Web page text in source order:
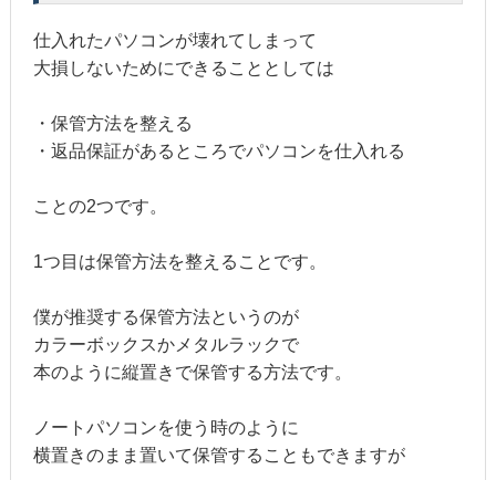
仕入れたパソコンが壊れてしまって
大損しないためにできることとしては
・保管方法を整える
・返品保証があるところでパソコンを仕入れる
ことの2つです。
1つ目は保管方法を整えることです。
僕が推奨する保管方法というのが
カラーボックスかメタルラックで
本のように縦置きで保管する方法です。
ノートパソコンを使う時のように
横置きのまま置いて保管することもできますが